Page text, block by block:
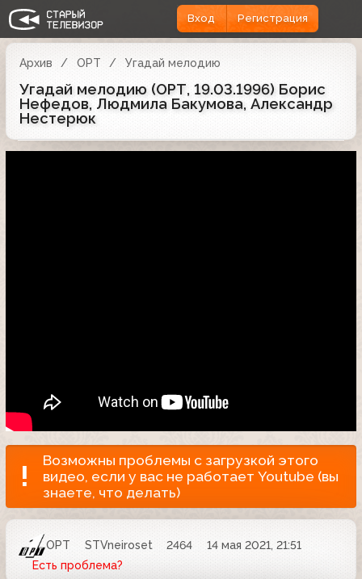
Вход Регистрация
Архив ОРТ Угадай мелодию
Угадай мелодию (ОРТ, 19.03.1996) Борис
Нефедов, Людмила Бакумова, Александр
Нестерюк
Возможны проблемы с загрузкой этого
видео, если у вас не работает Youtube (вы
знаете, что делать)
ОРТ STVneiroset 2464
14 мая 2021, 21:51
Есть проблема?